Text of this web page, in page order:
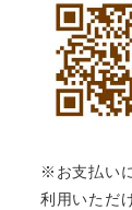
※お支払い
利用いただ